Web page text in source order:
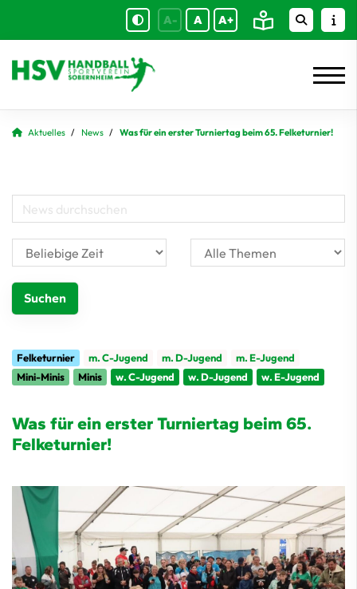
A- A A+
Aktuelles News Was für ein erster Turniertag beim 65. Felketurnier!
Felketurnier m. C-Jugend m. D-Jugend
m. E-Jugend
Mini-Minis
Minis w. C-Jugend w. D-Jugend w. E-Jugend
Was für ein erster Turniertag beim 65.
Felketurnier!